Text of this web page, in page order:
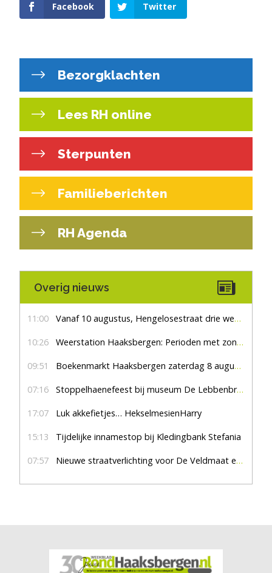
Facebook Twitter
Bezorgklachten
Lees RH online
Sterpunten
Familieberichten
RH Agenda
Overig nieuws
11:00 Vanaf 10 augustus, Hengelosestraat drie weken dicht voor doorgaand verkeer
10:26 Weerstation Haaksbergen: Perioden met zon en droog
09:51 Boekenmarkt Haaksbergen zaterdag 8 augustus, marktplein Haaksbergen
07:16 Stoppelhaenefeest bij museum De Lebbenbrugge
17:07 Luk akkefietjes… HekselmesienHarry
15:13 Tijdelijke innamestop bij Kledingbank Stefania
07:57 Nieuwe straatverlichting voor De Veldmaat en De Pas